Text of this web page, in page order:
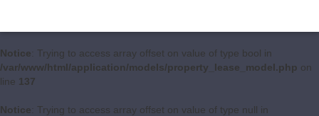
Notice: Trying to access array offset on value of type bool in
/var/www/html/application/models/property_lease_model.php on
line 137
Notice: Trying to access array offset on value of type null in